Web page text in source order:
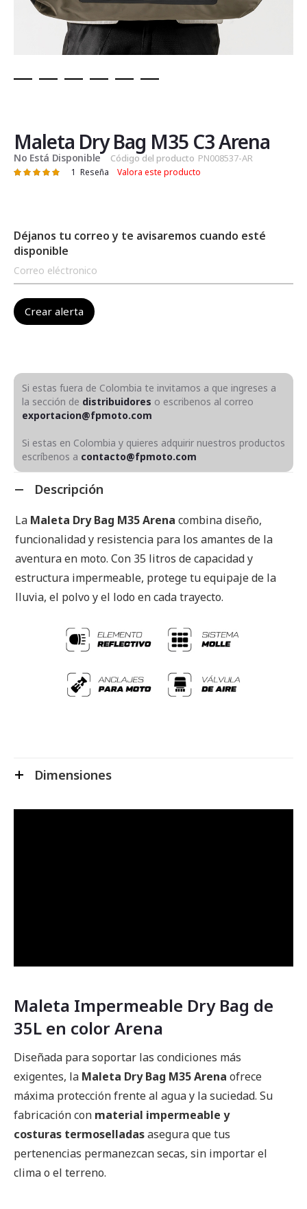
de
la
galería
de
Maleta Dry Bag M35 C3 Arena
No Está Disponible Código del producto PN008537-AR
Valoración: 1 Reseña Valora este producto
Déjanos tu correo y te avisaremos cuando esté
disponible
Si estas fuera de Colombia te invitamos a que ingreses a
la sección de distribuidores o escribenos al correo
exportacion@fpmoto.com
Si estas en Colombia y quieres adquirir nuestros productos
escríbenos a contacto@fpmoto.com
Descripción
La Maleta Dry Bag M35 Arena combina diseño,
funcionalidad y resistencia para los amantes de la
aventura en moto. Con 35 litros de capacidad y
estructura impermeable, protege tu equipaje de la
lluvia, el polvo y el lodo en cada trayecto.
Dimensiones
Maleta Impermeable Dry Bag de
35L en color Arena
Diseñada para soportar las condiciones más
exigentes, la Maleta Dry Bag M35 Arena ofrece
máxima protección frente al agua y la suciedad. Su
fabricación con material impermeable y
costuras termoselladasasegura que tus
pertenencias permanezcan secas, sin importar el
clima o el terreno.